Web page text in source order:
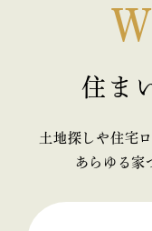
2025年11月 (2)
2025年10月 (1)
住ま
土地探しや住宅
あらゆる家